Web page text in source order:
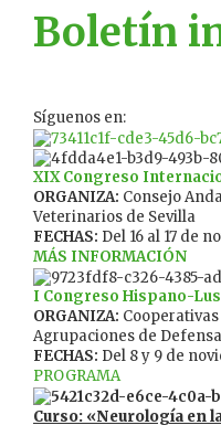
Boletín
Síguenos en:
XIX Congreso
ORGANIZA: Consejo
Veterinarios de Sevilla
FECHAS: Del 16 al 17 de
MÁS INFORMACIÓN
I Congreso Hispano-
ORGANIZA:
Agrupaciones de
FECHAS: Del 8 y 9 de
PROGRAMA
Curso: «Neurología en